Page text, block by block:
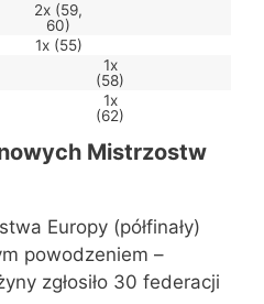
2x (59,
60)
1x (55)
1x
(58)
1x
(62)
Mistrzostw
Europy (półfinały)
powodzeniem –
zgłosiło 30 federacji